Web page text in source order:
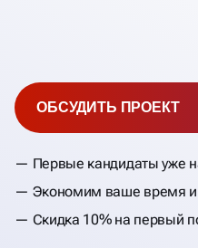
Первые кандидаты уже
Экономим ваше время и
Скидка 10% на первый
ОБСУДИТЬ ПРОЕКТ